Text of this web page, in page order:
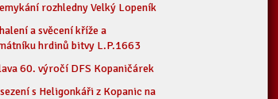
rozhledny Velký Lopeník
a svěcení kříže a
hrdinů bitvy L.P.1663
60. výročí DFS Kopaničárek
s Heligonkáři z Kopanic na